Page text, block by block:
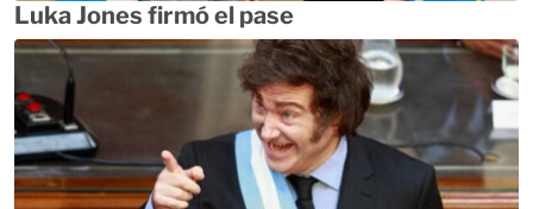
Luka Jones firmó el pase